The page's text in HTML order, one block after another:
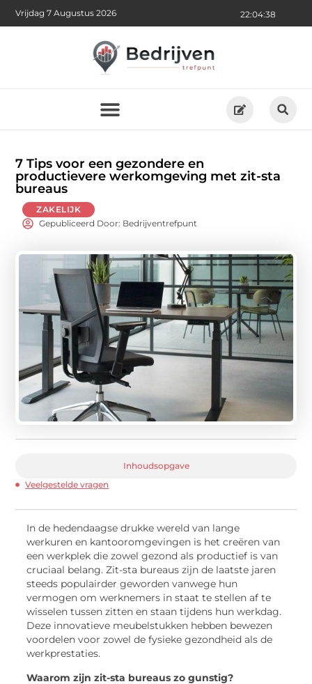
22:04:40
Vrijdag 7 Augustus 2026
7 Tips voor een gezondere en
productievere werkomgeving met zit-sta
bureaus
ZAKELIJK
Gepubliceerd Door: Bedrijventrefpunt
Inhoudsopgave
Veelgestelde vragen
In de hedendaagse drukke wereld van lange
werkuren en kantooromgevingen is het creëren van
een werkplek die zowel gezond als productief is van
cruciaal belang. Zit-sta bureaus zijn de laatste jaren
steeds populairder geworden vanwege hun
vermogen om werknemers in staat te stellen af te
wisselen tussen zitten en staan tijdens hun werkdag.
Deze innovatieve meubelstukken hebben bewezen
voordelen voor zowel de fysieke gezondheid als de
werkprestaties.
Waarom zijn zit-sta bureaus zo gunstig?